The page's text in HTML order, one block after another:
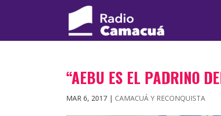
“AEBU ES EL PADRINO
MAR 6, 2017 | CAMACUÁ Y RECONQUISTA